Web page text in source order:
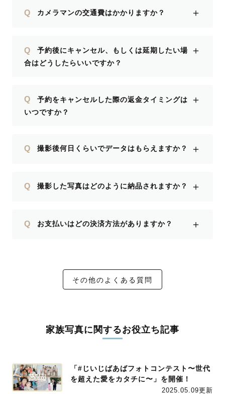
Q カメラマンの交通費はかかりますか？ ＋
Q
予約後にキャンセル、もしくは延期したい場
合はどうしたらいいですか？
＋
Q
予約をキャンセルした際の返金タイミングは
いつですか？
＋
Q 撮影後何日くらいでデータはもらえますか？ ＋
Q 撮影した写真はどのように納品されますか？ ＋
Q お支払いはどの決済方法がありますか？ ＋
その他のよくある質問
家族写真に関するお役立ち記事
「#じいじばあばフォトコンテスト〜世代
を超えた愛をカタチに〜」を開催！
2025.05.09更新